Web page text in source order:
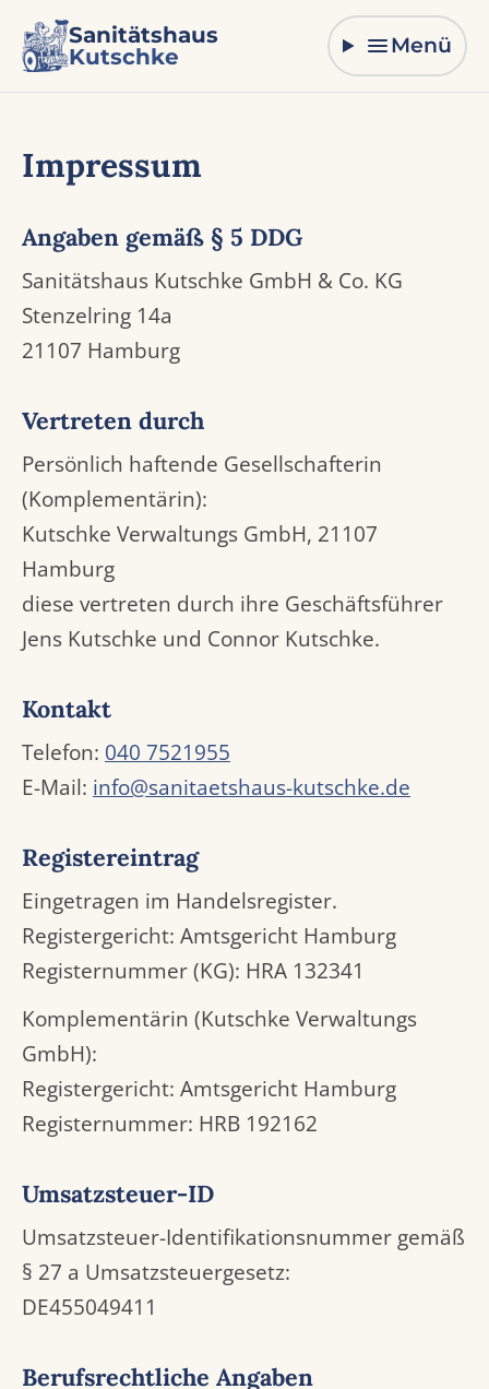
Zum Inhalt springen
Sanitätshaus
Kutschke
Menü
Impressum
Angaben gemäß § 5 DDG
Sanitätshaus Kutschke GmbH & Co. KG
Stenzelring 14a
21107 Hamburg
Vertreten durch
Persönlich haftende Gesellschafterin
(Komplementärin):
Kutschke Verwaltungs GmbH, 21107
Hamburg
diese vertreten durch ihre Geschäftsführer
Jens Kutschke und Connor Kutschke.
Kontakt
Telefon: 040 7521955
E-Mail: info@sanitaetshaus-kutschke.de
Registereintrag
Eingetragen im Handelsregister.
Registergericht: Amtsgericht Hamburg
Registernummer (KG): HRA 132341
Komplementärin (Kutschke Verwaltungs
GmbH):
Registergericht: Amtsgericht Hamburg
Registernummer: HRB 192162
Umsatzsteuer-ID
Umsatzsteuer-Identifikationsnummer gemäß
§ 27 a Umsatzsteuergesetz:
DE455049411
Berufsrechtliche Angaben